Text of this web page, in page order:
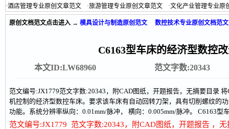
·酒店管理专业原创文章范文 ·旅游管理专业原创文章范文 ·文化产业管理专业原
原创文档范文点击进入 → 模具设计与制造原创范文 数控技术专业原创文档范文
C6163型车床的经济型数控
本文ID:LW68960 范文字数:20343
范文编号:JX1779范文字数:20343，附CAD图纸，开题报告，无摘要目录
机控制的经济型数控车床。要求该车床有自动回转刀架，具有切削螺纹的
功能。系统分辨率纵向：0.01mm/脉冲， 横向：0.005mm/脉冲。 C6163型
范文编号:JX1779 范文字数:20343，附CAD图纸，开题报告 ， 无